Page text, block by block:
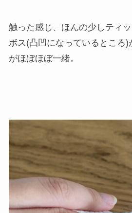
触った感じ、ほんの少しティ
ボス(凸凹になっているところ)
がほぼほぼ一緒。